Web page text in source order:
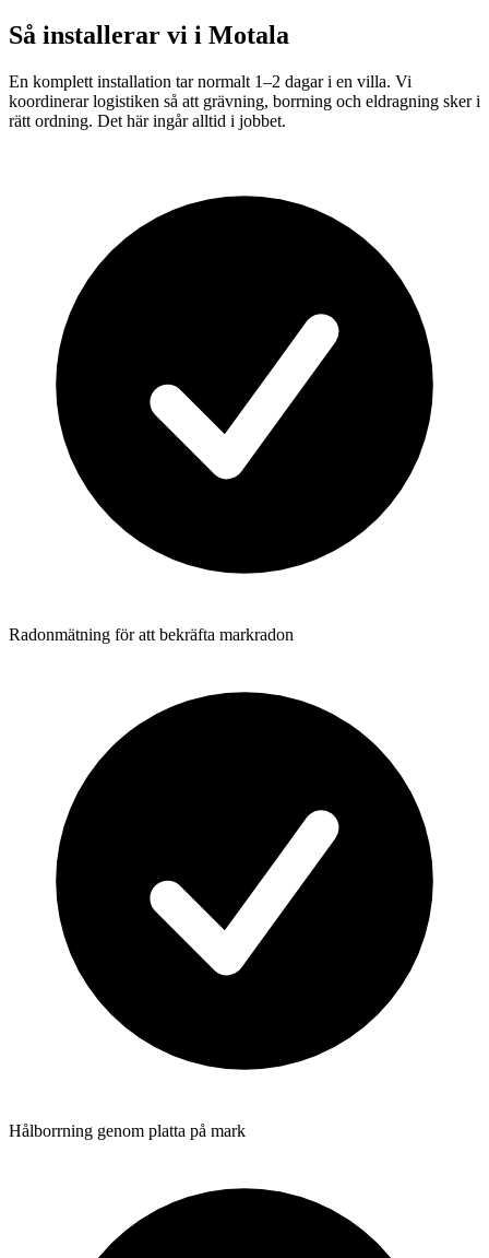
Så installerar vi i Motala
En komplett installation tar normalt 1–2 dagar i en villa. Vi
koordinerar logistiken så att grävning, borrning och eldragning sker i
rätt ordning. Det här ingår alltid i jobbet.
Radonmätning för att bekräfta markradon
Hålborrning genom platta på mark